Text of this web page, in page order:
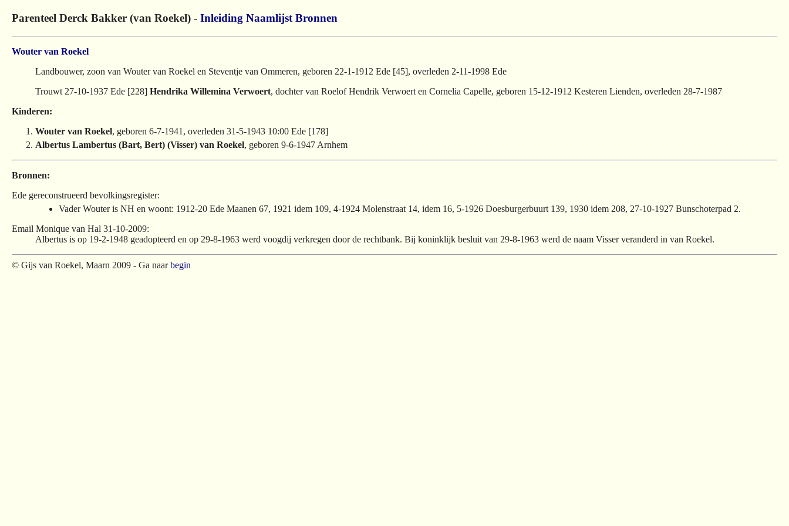
Parenteel Derck Bakker (van Roekel) - Inleiding Naamlijst Bronnen
Wouter van Roekel
Landbouwer, zoon van Wouter van Roekel en Steventje van Ommeren, geboren 22-1-1912 Ede [45], overleden 2-11-1998 Ede
Trouwt 27-10-1937 Ede [228] Hendrika Willemina Verwoert, dochter van Roelof Hendrik Verwoert en Cornelia Capelle, geboren 15-12-1912 Kesteren Lienden, overleden 28-7-1987
Kinderen:
Wouter van Roekel, geboren 6-7-1941, overleden 31-5-1943 10:00 Ede [178]
Albertus Lambertus (Bart, Bert) (Visser) van Roekel, geboren 9-6-1947 Arnhem
Bronnen:
Ede gereconstrueerd bevolkingsregister:
Vader Wouter is NH en woont: 1912-20 Ede Maanen 67, 1921 idem 109, 4-1924 Molenstraat 14, idem 16, 5-1926 Doesburgerbuurt 139, 1930 idem 208, 27-10-1927 Bunschoterpad 2.
Email Monique van Hal 31-10-2009:
Albertus is op 19-2-1948 geadopteerd en op 29-8-1963 werd voogdij verkregen door de rechtbank. Bij koninklijk besluit van 29-8-1963 werd de naam Visser veranderd in van Roekel.
© Gijs van Roekel, Maarn 2009 - Ga naarbegin